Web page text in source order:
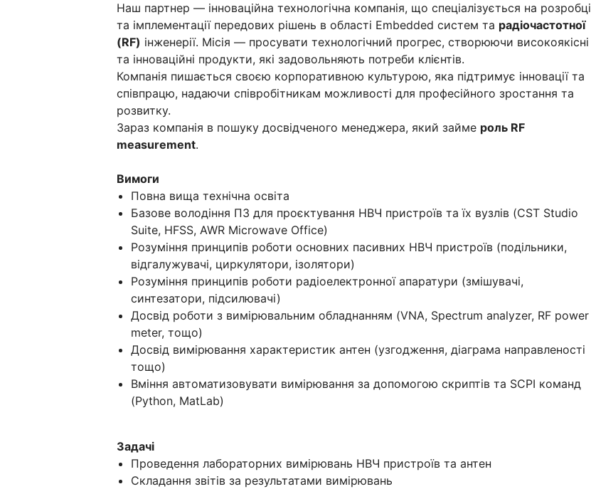
Наш партнер — інноваційна технологічна компанія, що спеціалізується на розробці
та імплементації передових рішень в області Embedded систем та радіочастотної
(RF) інженерії. Місія — просувати технологічний прогрес, створюючи високоякісні
та інноваційні продукти, які задовольняють потреби клієнтів.
Компанія пишається своєю корпоративною культурою, яка підтримує інновації та
співпрацю, надаючи співробітникам можливості для професійного зростання та
розвитку.
Зараз компанія в пошуку досвідченого менеджера, який займе роль RF
measurement.
Вимоги
Повна вища технічна освіта
Базове володіння ПЗ для проєктування НВЧ пристроїв та їх вузлів (CST Studio
Suite, HFSS, AWR Microwave Office)
Розуміння принципів роботи основних пасивних НВЧ пристроїв (подільники,
відгалужувачі, циркулятори, ізолятори)
Розуміння принципів роботи радіоелектронної апаратури (змішувачі,
синтезатори, підсилювачі)
Досвід роботи з вимірювальним обладнанням (VNA, Spectrum analyzer, RF power
meter, тощо)
Досвід вимірювання характеристик антен (узгодження, діаграма направленості
тощо)
Вміння автоматизовувати вимірювання за допомогою скриптів та SCPI команд
(Python, MatLab)
Задачі
Проведення лабораторних вимірювань НВЧ пристроїв та антен
Складання звітів за результатами вимірювань